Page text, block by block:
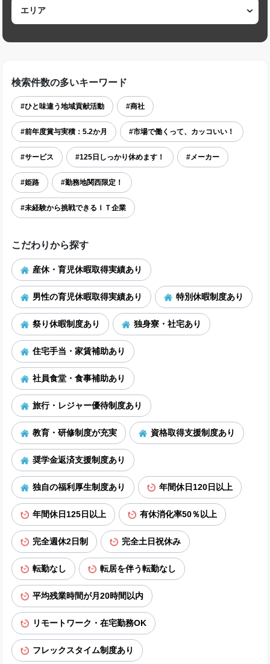
検索件数の多いキーワード
#ひと味違う地域貢献活動 #商社
#前年度賞与実積：5.2か月 #市場で働くって、カッコいい！
#サービス #125日しっかり休めます！ #メーカー
#姫路 #勤務地関西限定！
#未経験から挑戦できるＩＴ企業
こだわりから探す
産休・育児休暇取得実績あり
男性の育児休暇取得実績あり 特別休暇制度あり
祭り休暇制度あり 独身寮・社宅あり
住宅手当・家賃補助あり
社員食堂・食事補助あり
旅行・レジャー優待制度あり
教育・研修制度が充実 資格取得支援制度あり
奨学金返済支援制度あり
独自の福利厚生制度あり 年間休日120日以上
年間休日125日以上 有休消化率50％以上
完全週休2日制 完全土日祝休み
転勤なし 転居を伴う転勤なし
平均残業時間が月20時間以内
リモートワーク・在宅勤務OK
フレックスタイム制度あり